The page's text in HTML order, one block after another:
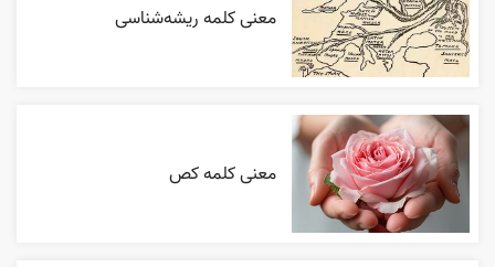
معنی کلمه ریشه‌شناسی
معنی کلمه کص